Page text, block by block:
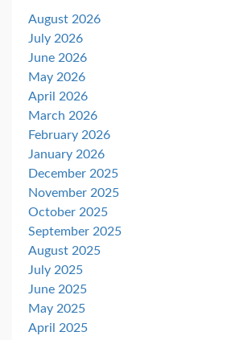
August 2026
July 2026
June 2026
May 2026
April 2026
March 2026
February 2026
January 2026
December 2025
November 2025
October 2025
September 2025
August 2025
July 2025
June 2025
May 2025
April 2025